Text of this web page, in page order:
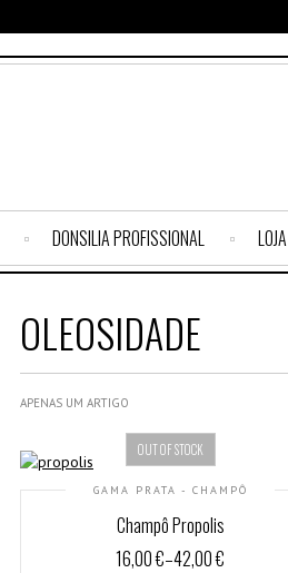
DONSILIA PROFISSIONAL LOJA
OLEOSIDADE
APENAS UM ARTIGO
OUT OF STOCK
GAMA PRATA - CHAMPÔ
Champô Propolis
16,00 €–42,00 €